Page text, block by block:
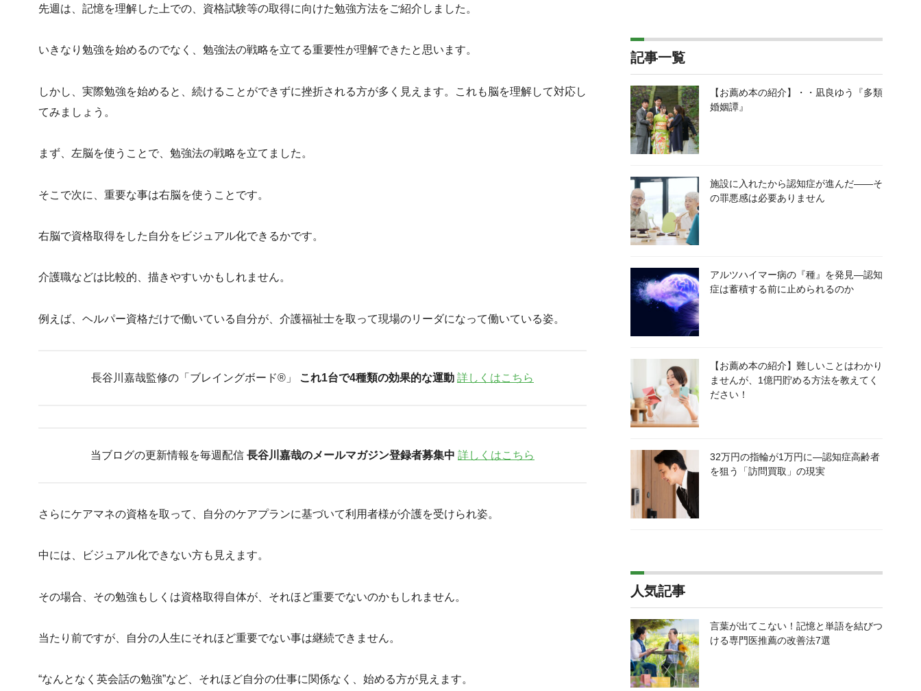
先週は、記憶を理解した上での、資格試験等の取得に向けた勉強方法をご紹介しました。
いきなり勉強を始めるのでなく、勉強法の戦略を立てる重要性が理解できたと思います。
しかし、実際勉強を始めると、続けることができずに挫折される方が多く見えます。これも脳を理解して対応し
てみましょう。
まず、左脳を使うことで、勉強法の戦略を立てました。
そこで次に、重要な事は右脳を使うことです。
右脳で資格取得をした自分をビジュアル化できるかです。
介護職などは比較的、描きやすいかもしれません。
例えば、ヘルパー資格だけで働いている自分が、介護福祉士を取って現場のリーダになって働いている姿。
長谷川嘉哉監修の「ブレイングボード®︎」 これ1台で4種類の効果的な運動 詳しくはこちら
当ブログの更新情報を毎週配信 長谷川嘉哉のメールマガジン登録者募集中 詳しくはこちら
さらにケアマネの資格を取って、自分のケアプランに基づいて利用者様が介護を受けられ姿。
中には、ビジュアル化できない方も見えます。
その場合、その勉強もしくは資格取得自体が、それほど重要でないのかもしれません。
当たり前ですが、自分の人生にそれほど重要でない事は継続できません。
“なんとなく英会話の勉強”など、それほど自分の仕事に関係なく、始める方が見えます。
記事一覧
【お薦め本の紹介】・・凪良ゆう『多類
婚姻譚』
施設に入れたから認知症が進んだ――そ
の罪悪感は必要ありません
アルツハイマー病の『種』を発見―認知
症は蓄積する前に止められるのか
【お薦め本の紹介】難しいことはわかり
ませんが、1億円貯める方法を教えてく
ださい！
32万円の指輪が1万円に―認知症高齢者
を狙う「訪問買取」の現実
人気記事
言葉が出てこない！記憶と単語を結びつ
ける専門医推薦の改善法7選